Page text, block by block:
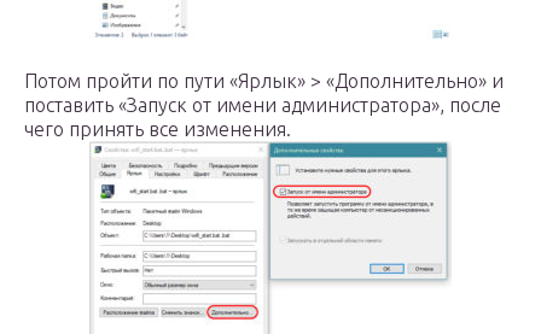
Потом пройти по пути «Ярлык» > «Дополнительно» и
поставить «Запуск от имени администратора», после
чего принять все изменения.